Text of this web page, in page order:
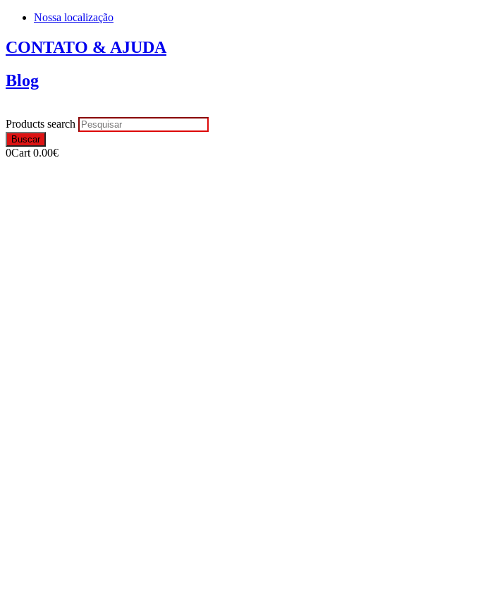
Nossa localização
CONTATO & AJUDA
Blog
Products search
Buscar
0Cart 0.00€